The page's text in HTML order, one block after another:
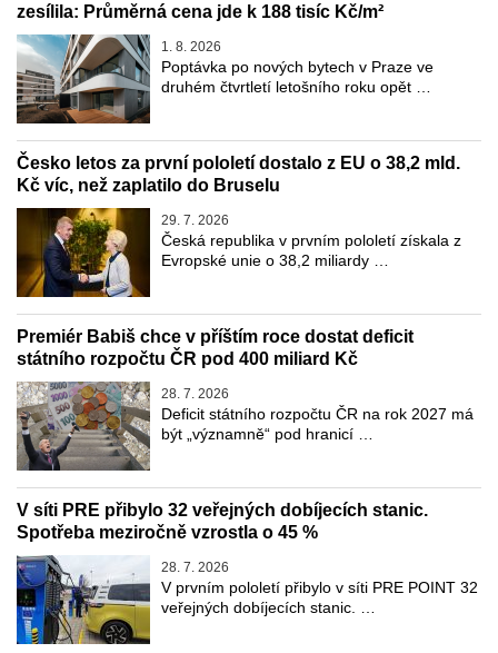
zesílila: Průměrná cena jde k 188 tisíc Kč/m²
1. 8. 2026
Poptávka po nových bytech v Praze ve
druhém čtvrtletí letošního roku opět …
Česko letos za první pololetí dostalo z EU o 38,2 mld.
Kč víc, než zaplatilo do Bruselu
29. 7. 2026
Česká republika v prvním pololetí získala z
Evropské unie o 38,2 miliardy …
Premiér Babiš chce v příštím roce dostat deficit
státního rozpočtu ČR pod 400 miliard Kč
28. 7. 2026
Deficit státního rozpočtu ČR na rok 2027 má
být „významně“ pod hranicí …
V síti PRE přibylo 32 veřejných dobíjecích stanic.
Spotřeba meziročně vzrostla o 45 %
28. 7. 2026
V prvním pololetí přibylo v síti PRE POINT 32
veřejných dobíjecích stanic. …